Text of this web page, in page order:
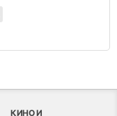
КИНО И